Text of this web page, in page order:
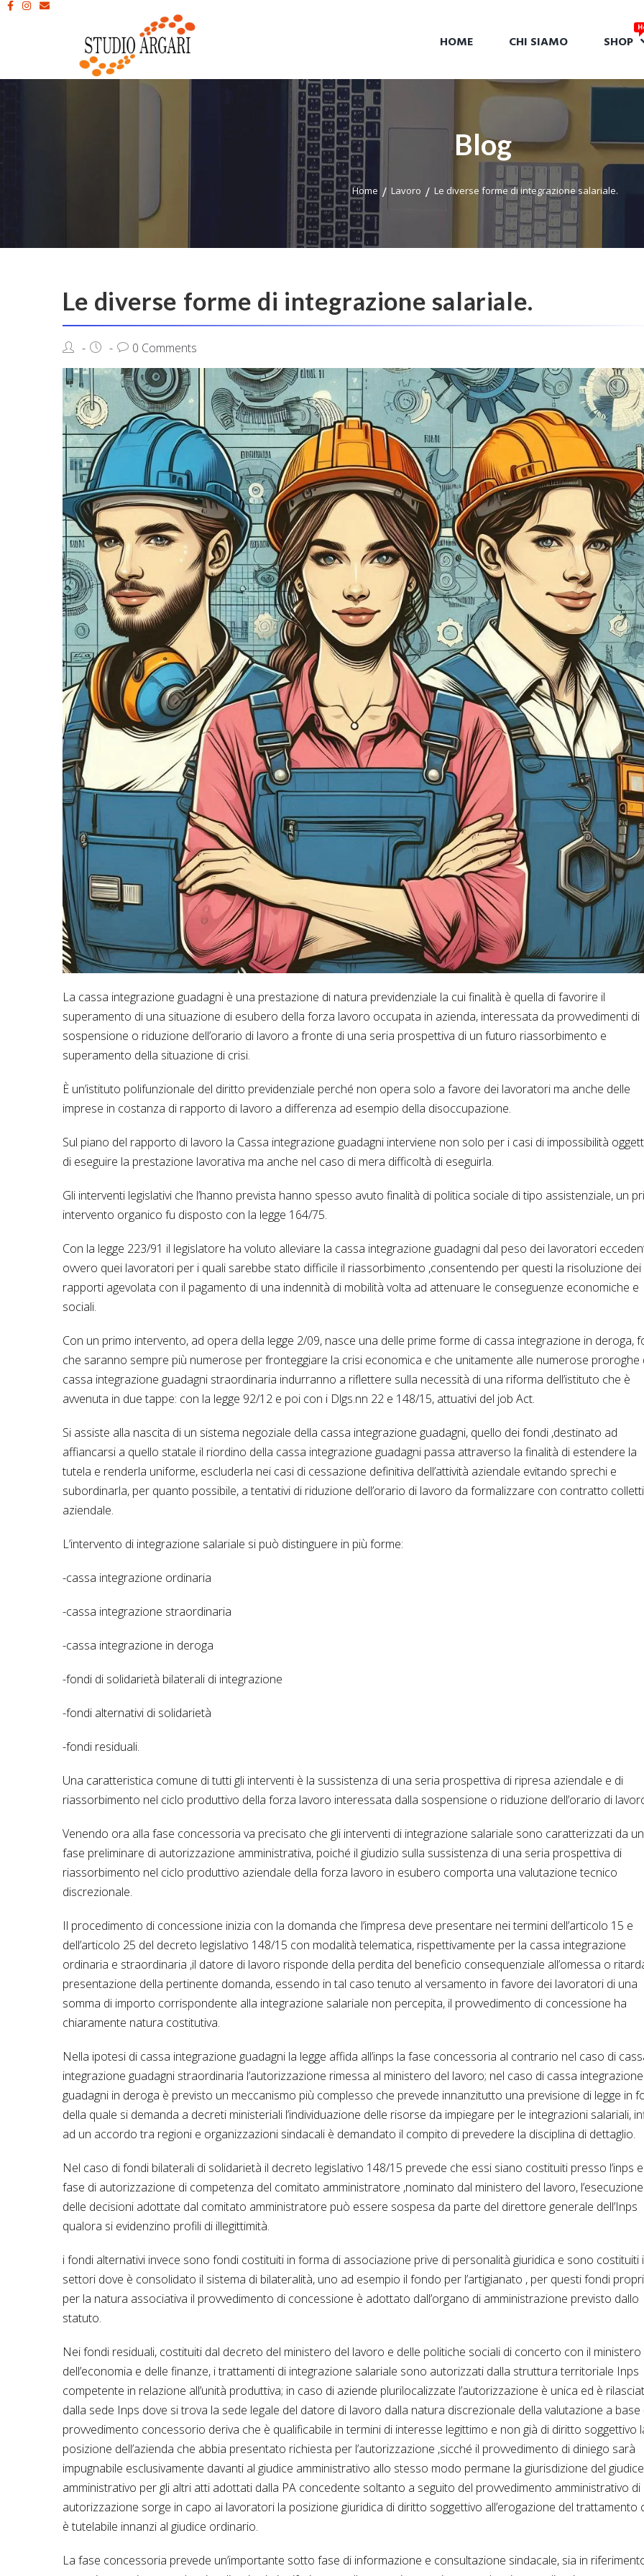
HOME CHI SIAMO SHOP
Blog
Home Lavoro Le diverse forme di integrazione salariale.
Le diverse forme di integrazione salariale.
0 Comments
La cassa integrazione guadagni è una prestazione di natura previdenziale la cui finalità è quella di favorire il
superamento di una situazione di esubero della forza lavoro occupata in azienda, interessata da provvedimenti di
sospensione o riduzione dell’orario di lavoro a fronte di una seria prospettiva di un futuro riassorbimento e
superamento della situazione di crisi.
È un’istituto polifunzionale del diritto previdenziale perché non opera solo a favore dei lavoratori ma anche delle
imprese in costanza di rapporto di lavoro a differenza ad esempio della disoccupazione.
Sul piano del rapporto di lavoro la Cassa integrazione guadagni interviene non solo per i casi di impossibilità
di eseguire la prestazione lavorativa ma anche nel caso di mera difficoltà di eseguirla.
Gli interventi legislativi che l’hanno prevista hanno spesso avuto finalità di politica sociale di tipo assistenziale, un
intervento organico fu disposto con la legge 164/75.
Con la legge 223/91 il legislatore ha voluto alleviare la cassa integrazione guadagni dal peso dei lavoratori
ovvero quei lavoratori per i quali sarebbe stato difficile il riassorbimento ,consentendo per questi la risoluzione dei
rapporti agevolata con il pagamento di una indennità di mobilità volta ad attenuare le conseguenze economiche e
sociali.
Con un primo intervento, ad opera della legge 2/09, nasce una delle prime forme di cassa integrazione in deroga,
che saranno sempre più numerose per fronteggiare la crisi economica e che unitamente alle numerose proroghe
cassa integrazione guadagni straordinaria indurranno a riflettere sulla necessità di una riforma dell’istituto che è
avvenuta in due tappe: con la legge 92/12 e poi con i Dlgs.nn 22 e 148/15, attuativi del job Act.
Si assiste alla nascita di un sistema negoziale della cassa integrazione guadagni, quello dei fondi ,destinato ad
affiancarsi a quello statale il riordino della cassa integrazione guadagni passa attraverso la finalità di estendere la
tutela e renderla uniforme, escluderla nei casi di cessazione definitiva dell’attività aziendale evitando sprechi e
subordinarla, per quanto possibile, a tentativi di riduzione dell’orario di lavoro da formalizzare con contratto
aziendale.
L’intervento di integrazione salariale si può distinguere in più forme:
-cassa integrazione ordinaria
-cassa integrazione straordinaria
-cassa integrazione in deroga
-fondi di solidarietà bilaterali di integrazione
-fondi alternativi di solidarietà
-fondi residuali.
Una caratteristica comune di tutti gli interventi è la sussistenza di una seria prospettiva di ripresa aziendale e di
riassorbimento nel ciclo produttivo della forza lavoro interessata dalla sospensione o riduzione dell’orario di
Venendo ora alla fase concessoria va precisato che gli interventi di integrazione salariale sono caratterizzati da
fase preliminare di autorizzazione amministrativa, poiché il giudizio sulla sussistenza di una seria prospettiva di
riassorbimento nel ciclo produttivo aziendale della forza lavoro in esubero comporta una valutazione tecnico
discrezionale.
Il procedimento di concessione inizia con la domanda che l’impresa deve presentare nei termini dell’articolo 15 e
dell’articolo 25 del decreto legislativo 148/15 con modalità telematica, rispettivamente per la cassa integrazione
ordinaria e straordinaria ,il datore di lavoro risponde della perdita del beneficio consequenziale all’omessa o
presentazione della pertinente domanda, essendo in tal caso tenuto al versamento in favore dei lavoratori di una
somma di importo corrispondente alla integrazione salariale non percepita, il provvedimento di concessione ha
chiaramente natura costitutiva.
Nella ipotesi di cassa integrazione guadagni la legge affida all’inps la fase concessoria al contrario nel caso di
integrazione guadagni straordinaria l’autorizzazione rimessa al ministero del lavoro; nel caso di cassa integrazione
guadagni in deroga è previsto un meccanismo più complesso che prevede innanzitutto una previsione di legge in
della quale si demanda a decreti ministeriali l’individuazione delle risorse da impiegare per le integrazioni salariali,
ad un accordo tra regioni e organizzazioni sindacali è demandato il compito di prevedere la disciplina di dettaglio.
Nel caso di fondi bilaterali di solidarietà il decreto legislativo 148/15 prevede che essi siano costituiti presso l’inps
fase di autorizzazione di competenza del comitato amministratore ,nominato dal ministero del lavoro, l’esecuzione
delle decisioni adottate dal comitato amministratore può essere sospesa da parte del direttore generale dell’Inps
qualora si evidenzino profili di illegittimità.
i fondi alternativi invece sono fondi costituiti in forma di associazione prive di personalità giuridica e sono costituiti
settori dove è consolidato il sistema di bilateralità, uno ad esempio il fondo per l’artigianato , per questi fondi
per la natura associativa il provvedimento di concessione è adottato dall’organo di amministrazione previsto dallo
statuto.
Nei fondi residuali, costituiti dal decreto del ministero del lavoro e delle politiche sociali di concerto con il ministero
dell’economia e delle finanze, i trattamenti di integrazione salariale sono autorizzati dalla struttura territoriale Inps
competente in relazione all’unità produttiva; in caso di aziende plurilocalizzate l’autorizzazione è unica ed è
dalla sede Inps dove si trova la sede legale del datore di lavoro dalla natura discrezionale della valutazione a base
provvedimento concessorio deriva che è qualificabile in termini di interesse legittimo e non già di diritto soggettivo
posizione dell’azienda che abbia presentato richiesta per l’autorizzazione ,sicché il provvedimento di diniego sarà
impugnabile esclusivamente davanti al giudice amministrativo allo stesso modo permane la giurisdizione del giudice
amministrativo per gli altri atti adottati dalla PA concedente soltanto a seguito del provvedimento amministrativo di
autorizzazione sorge in capo ai lavoratori la posizione giuridica di diritto soggettivo all’erogazione del trattamento
è tutelabile innanzi al giudice ordinario.
La fase concessoria prevede un’importante sotto fase di informazione e consultazione sindacale, sia in